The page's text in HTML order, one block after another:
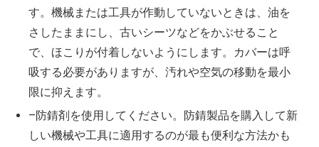
す。機械または工具が作動していないときは、油を
さしたままにし、古いシーツなどをかぶせること
で、ほこりが付着しないようにします。カバーは呼
吸する必要がありますが、汚れや空気の移動を最小
限に抑えます。
–防錆剤を使用してください。防錆製品を購入して新
しい機械や工具に適用するのが最も便利な方法かも